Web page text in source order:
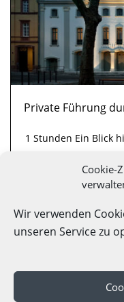
Cookie-
Wir verwenden
unseren Service zu
Private Führung
1 Stunden Ein Blick
Theater
Heidelberg,